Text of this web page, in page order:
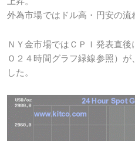
外為市場ではドル高・円安の流
ＮＹ金市場ではＣＰＩ発表直
Ｏ２４時間グラフ緑線参照）
した。